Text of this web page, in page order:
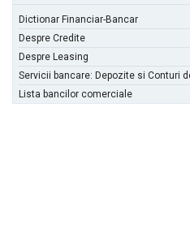
Dictionar Financiar-Bancar
Despre Credite
Despre Leasing
Servicii bancare: Depozite si Conturi
Lista bancilor comerciale